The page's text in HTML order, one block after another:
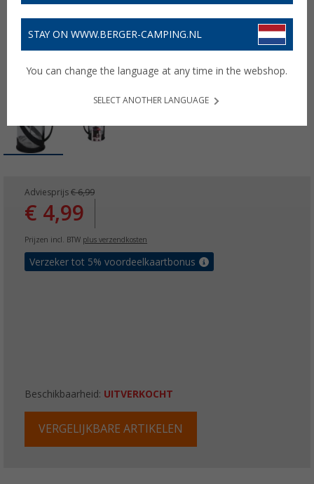
Adviesprijs € 6,99
€ 4,99
Prijzen incl. BTW plus verzendkosten
Verzeker tot 5% voordeelkaartbonus
Beschikbaarheid: UITVERKOCHT
VERGELIJKBARE ARTIKELEN
STAY ON WWW.BERGER-CAMPING.NL
You can change the language at any time in the webshop.
SELECT ANOTHER LANGUAGE